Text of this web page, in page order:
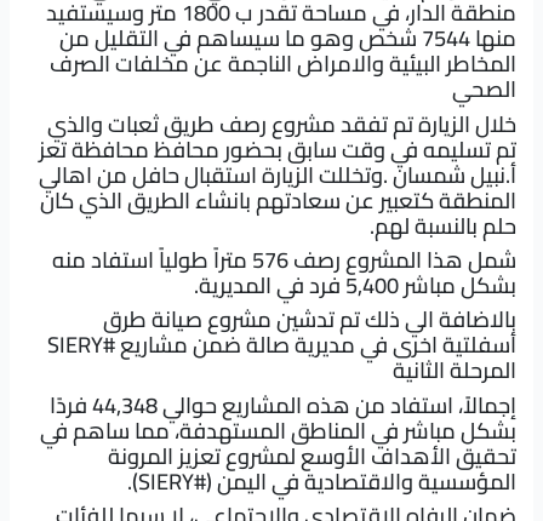
منطقة الدار، في مساحة تقدر ب 1800 متر وسيستفيد
منها 7544 شخص وهو ما سيساهم في التقليل من
المخاطر البيئية والامراض الناجمة عن مخلفات الصرف
الصحي
خلال الزيارة تم تفقد مشروع رصف طريق ثعبات والذي
تم تسليمه في وقت سابق بحضور محافظ محافظة تعز
أ.نبيل شمسان .وتخللت الزيارة استقبال حافل من اهالي
المنطقة كتعبير عن سعادتهم بانشاء الطريق الذي كان
حلم بالنسبة لهم.
شمل هذا المشروع رصف 576 متراً طولياً استفاد منه
بشكل مباشر 5,400 فرد في المديرية.
بالاضافة الي ذلك تم تدشين مشروع صيانة طرق
أسفلتية اخرى في مديرية صالة ضمن مشاريع#SIERY
المرحلة الثانية
إجمالاً، استفاد من هذه المشاريع حوالي 44,348 فردًا
بشكل مباشر في المناطق المستهدفة، مما ساهم في
تحقيق الأهداف الأوسع لمشروع تعزيز المرونة
المؤسسية والاقتصادية في اليمن (#SIERY
).